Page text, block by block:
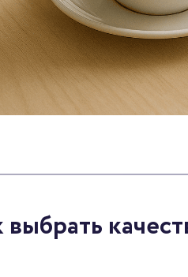
выбрать